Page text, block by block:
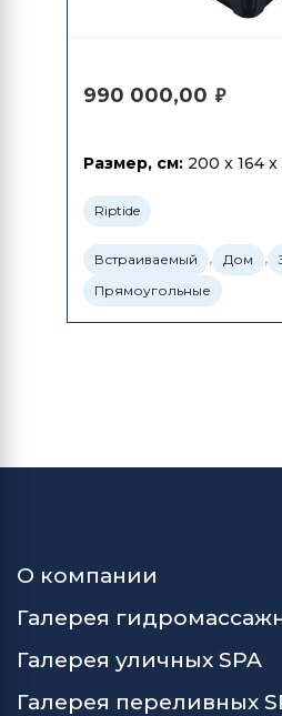
990 000,00 ₽
Размер, см: 200 x 164 x
Riptide
Встраиваемый , Дом ,
Прямоугольные
О компании
Галерея
Галерея уличных SPA
Галерея переливных